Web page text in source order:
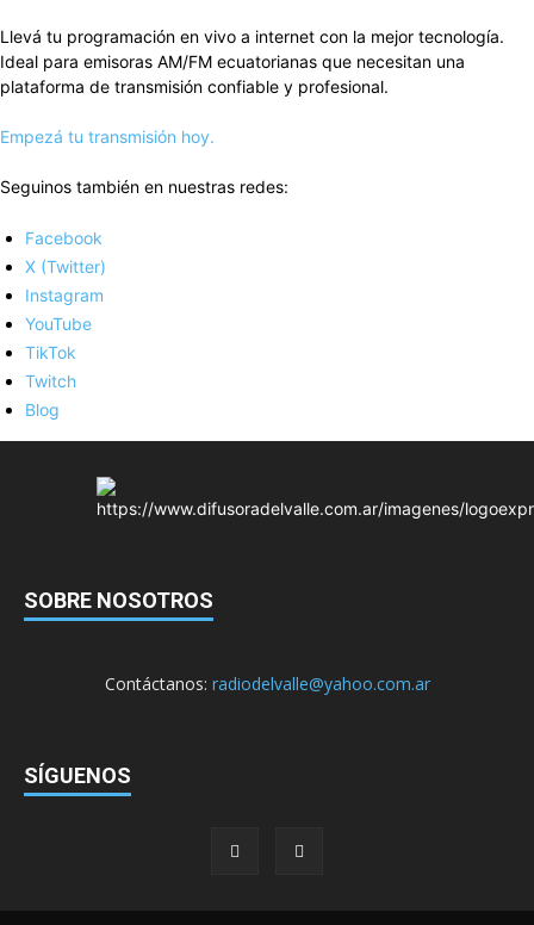
Llevá tu programación en vivo a internet con la mejor tecnología.
Ideal para emisoras AM/FM ecuatorianas que necesitan una
plataforma de transmisión confiable y profesional.
Empezá tu transmisión hoy.
Seguinos también en nuestras redes:
Facebook
X (Twitter)
Instagram
YouTube
TikTok
Twitch
Blog
SOBRE NOSOTROS
Contáctanos: radiodelvalle@yahoo.com.ar
SÍGUENOS